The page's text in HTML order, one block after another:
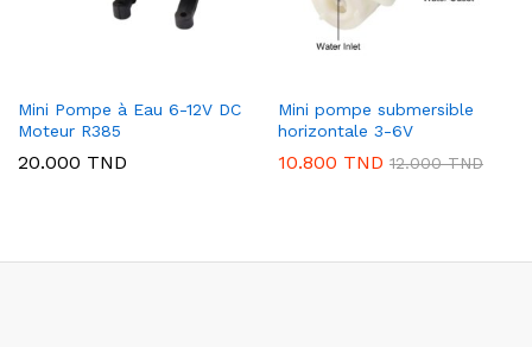
Mini Pompe à Eau 6-12V DC
Moteur R385
20.000 TND
Mini pompe submersible
horizontale 3-6V
10.800 TND 12.000TND